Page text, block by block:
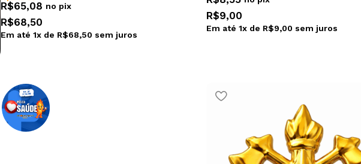
R$65,08 no pix
R$68,50
Em até 1x de R$68,50 sem juros
R$9,00
Em até 1x de R$9,00 sem juros